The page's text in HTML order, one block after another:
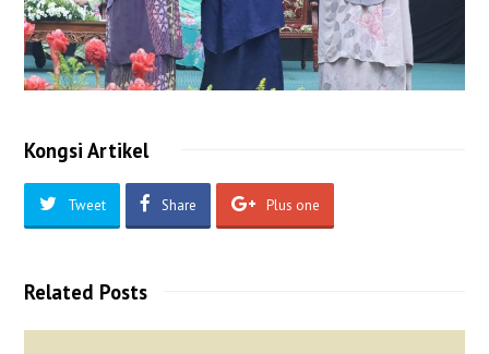
Kongsi Artikel
Tweet Share Plus one
Related Posts